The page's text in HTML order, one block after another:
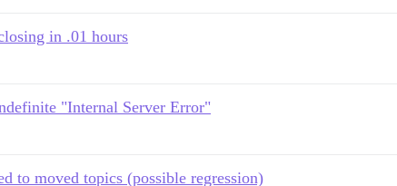
in .01 hours
"Internal Server Error"
to moved topics (possible regression)